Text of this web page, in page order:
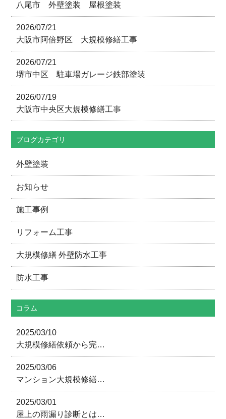
八尾市 外壁塗装 屋根塗装
2026/07/21
大阪市阿倍野区 大規模修繕工事
2026/07/21
堺市中区 駐車場ガレージ鉄部塗装
2026/07/19
大阪市中央区大規模修繕工事
ブログカテゴリ
外壁塗装
お知らせ
施工事例
リフォーム工事
大規模修繕 外壁防水工事
防水工事
コラム
2025/03/10
大規模修繕依頼から完…
2025/03/06
マンション大規模修繕…
2025/03/01
屋上の雨漏り診断とは…